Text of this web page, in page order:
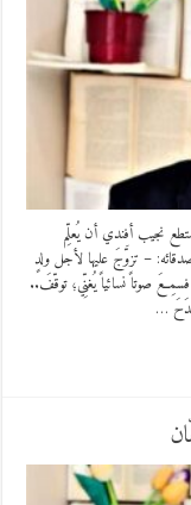
نجيب أفندي أن يُعلِّم
– تزوَّجَ عليها لأجل ولدٍ
صوتاً نسائياً يُغنِّي؛ توقّفَ..
صَدَحَ …